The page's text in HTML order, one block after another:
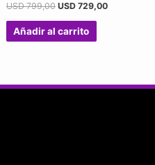
USD799,00 USD 729,00
Añadir al carrito